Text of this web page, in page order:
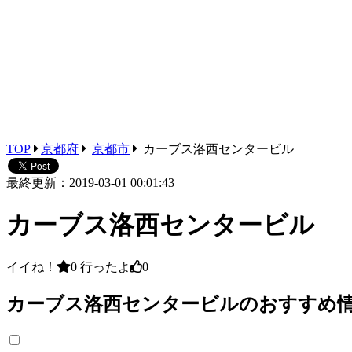
TOP 京都府 京都市 カーブス洛西センタービル
最終更新：2019-03-01 00:01:43
カーブス洛西センタービル
イイね！ 0 行ったよ 0
カーブス洛西センタービルのおすすめ